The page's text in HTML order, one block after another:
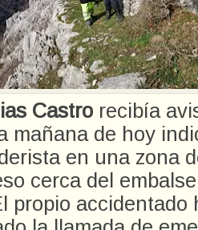
Castro recibía
mañana de hoy
en una zona
cerca del
propio accidentado